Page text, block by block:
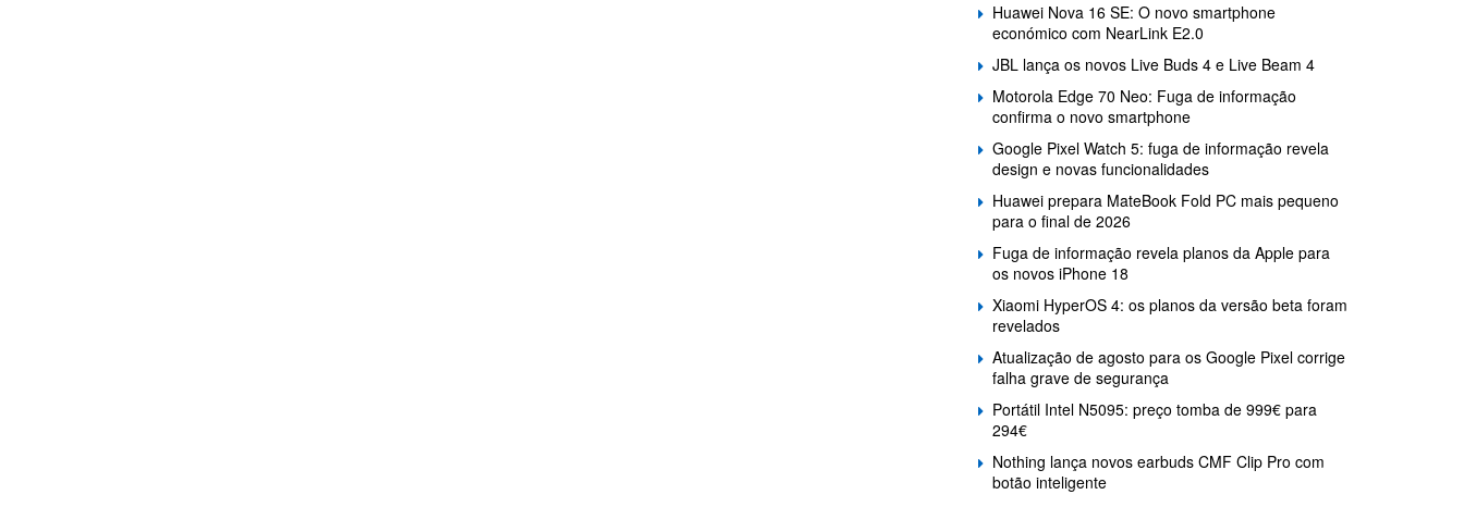
Huawei Nova 16 SE: O novo smartphone
económico com NearLink E2.0
JBL lança os novos Live Buds 4 e Live Beam 4
Motorola Edge 70 Neo: Fuga de informação
confirma o novo smartphone
Google Pixel Watch 5: fuga de informação revela
design e novas funcionalidades
Huawei prepara MateBook Fold PC mais pequeno
para o final de 2026
Fuga de informação revela planos da Apple para
os novos iPhone 18
Xiaomi HyperOS 4: os planos da versão beta foram
revelados
Atualização de agosto para os Google Pixel corrige
falha grave de segurança
Portátil Intel N5095: preço tomba de 999€ para
294€
Nothing lança novos earbuds CMF Clip Pro com
botão inteligente